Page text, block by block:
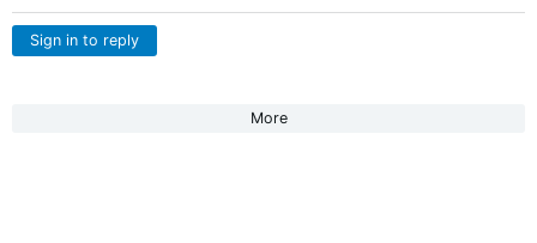
Sign in to reply
More